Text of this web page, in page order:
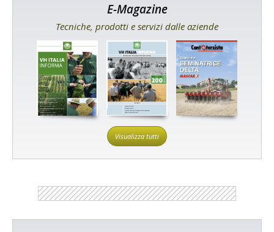
E-Magazine
Tecniche, prodotti e servizi dalle aziende
Visualizza tutti